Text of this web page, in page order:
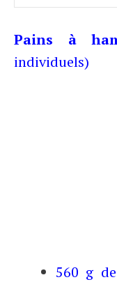
Pains à
individuels)
560 g